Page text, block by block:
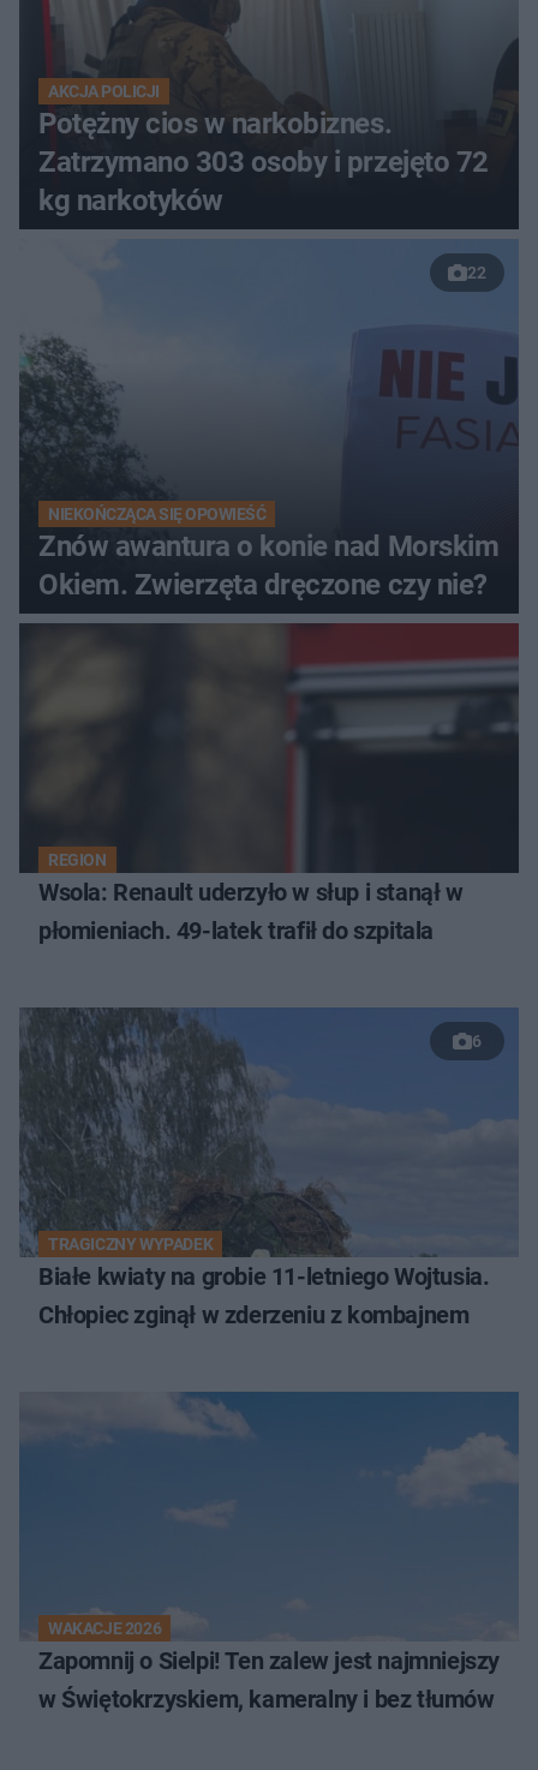
AKCJA POLICJI
Potężny cios w narkobiznes.
Zatrzymano 303 osoby i przejęto 72
kg narkotyków
22
NIEKOŃCZĄCA SIĘ OPOWIEŚĆ
Znów awantura o konie nad Morskim
Okiem. Zwierzęta dręczone czy nie?
REGION
Wsola: Renault uderzyło w słup i stanął w
płomieniach. 49-latek trafił do szpitala
6
TRAGICZNY WYPADEK
Białe kwiaty na grobie 11-letniego Wojtusia.
Chłopiec zginął w zderzeniu z kombajnem
WAKACJE 2026
Zapomnij o Sielpi! Ten zalew jest najmniejszy
w Świętokrzyskiem, kameralny i bez tłumów